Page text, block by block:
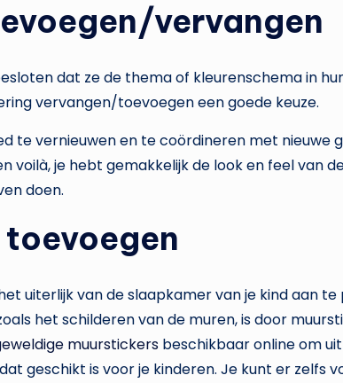
vervangen
dat ze de thema of kleurenschema in
vervangen/toevoegen een goede keuze.
te vernieuwen en te coördineren met nieuwe
voilà, je hebt gemakkelijk de look en feel van
doen.
uiterlijk van de slaapkamer van je kind aan
het schilderen van de muren, is door
muurstickers beschikbaar online om
geschikt is voor je kinderen. Je kunt er zelfs